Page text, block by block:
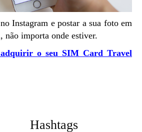
não importa onde estiver.
Hashtags